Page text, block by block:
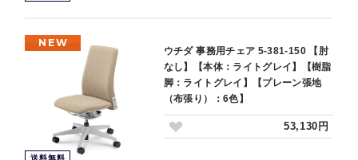
NEW
送料無料
ウチダ 事務用チェア 5-381-150 【肘
なし】【本体：ライトグレイ】【樹脂
脚：ライトグレイ】【プレーン張地
（布張り）：6色】
53,130円